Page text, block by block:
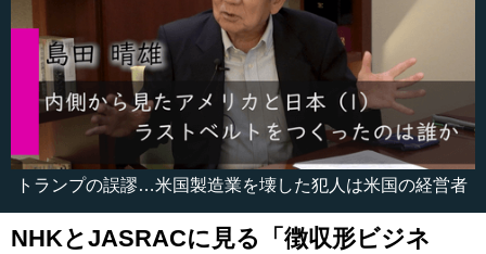
トランプの誤謬…米国製造業を壊した犯人は米国の経営者
NHKとJASRACに見る「徴収形ビジネ